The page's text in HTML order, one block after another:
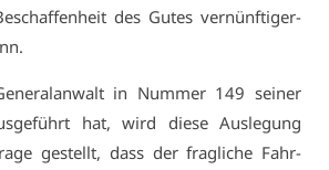
des Gu­tes ver­nünf­ti­ger­
in Num­mer 149 sei­ner
hat, wird die­se Aus­le­gung
ge­stellt, dass der frag­li­che Fahr­